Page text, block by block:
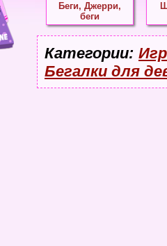
Беги, Джерри,
беги
Категории:
Бегалки для